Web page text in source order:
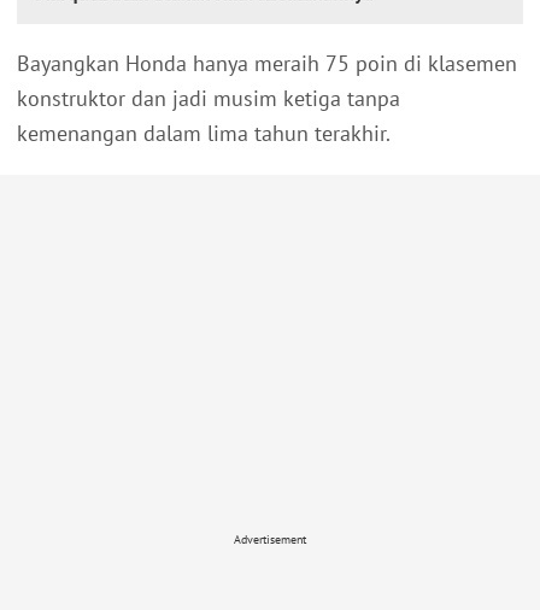
Bayangkan Honda hanya meraih 75 poin di klasemen
konstruktor dan jadi musim ketiga tanpa
kemenangan dalam lima tahun terakhir.
Advertisement